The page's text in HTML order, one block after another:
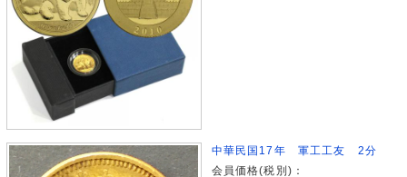
中華民国17年 軍工工友 2分
会員価格(税別)：